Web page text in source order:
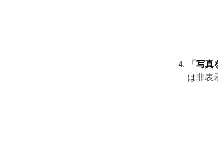
「写
は非表